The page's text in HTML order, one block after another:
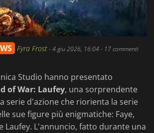
Fyra Frost-4 giu 2026, 16:04- 17 commenti
Studio hanno presentato
of War: Laufey, una sorprendente
serie d'azione che riorienta la serie
sue figure più enigmatiche: Faye,
Laufey. L'annuncio, fatto durante una